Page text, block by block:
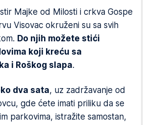
Majke od Milosti i crkva Gospe
Visovac okruženi su sa svih
Do njih možete stići
koji kreću sa
i Roškog slapa.
dva sata, uz zadržavanje od
gde ćete imati priliku da se
parkovima, istražite samostan,